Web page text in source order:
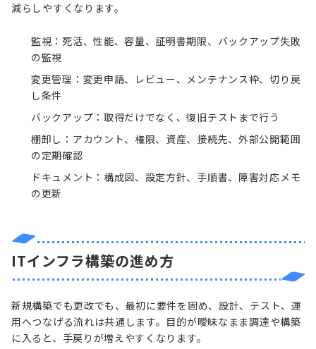
減らしやすくなります。
監視：死活、性能、容量、証明書期限、バックアップ失敗
の監視
変更管理：変更申請、レビュー、メンテナンス枠、切り戻
し条件
バックアップ：取得だけでなく、復旧テストまで行う
棚卸し：アカウント、権限、資産、接続先、外部公開範囲
の定期確認
ドキュメント：構成図、設定方針、手順書、障害対応メモ
の更新
ITインフラ構築の進め方
新規構築でも更改でも、最初に要件を固め、設計、テスト、運
用へつなげる流れは共通します。目的が曖昧なまま調達や構築
に入ると、手戻りが増えやすくなります。